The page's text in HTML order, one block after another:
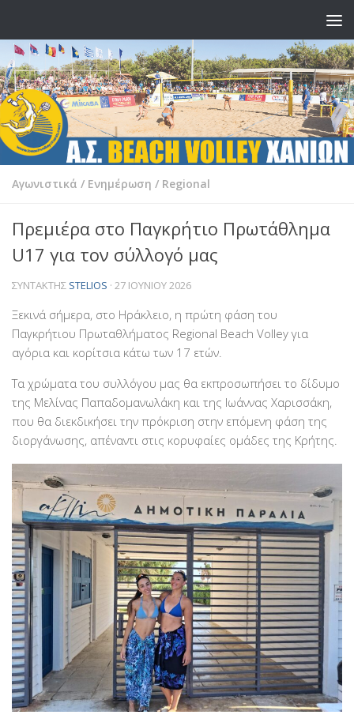
Αγωνιστικά / Ενημέρωση / Regional
Πρεμιέρα στο Παγκρήτιο Πρωτάθλημα
U17 για τον σύλλογό μας
ΣΥΝΤΆΚΤΗΣ STELIOS · 27 ΙΟΥΝΊΟΥ 2026
Ξεκινά σήμερα, στο Ηράκλειο, η πρώτη φάση του
Παγκρήτιου Πρωταθλήματος Regional Beach Volley για
αγόρια και κορίτσια κάτω των 17 ετών.
Τα χρώματα του συλλόγου μας θα εκπροσωπήσει το δίδυμο
της Μελίνας Παπαδομανωλάκη και της Ιωάννας Χαρισσάκη,
που θα διεκδικήσει την πρόκριση στην επόμενη φάση της
διοργάνωσης, απέναντι στις κορυφαίες ομάδες της Κρήτης.